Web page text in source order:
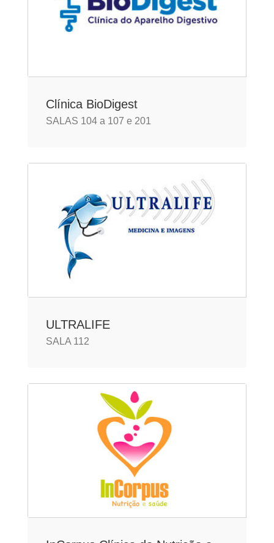
Clínica BioDigest
SALAS 104 a 107 e 201
ULTRALIFE
SALA 112